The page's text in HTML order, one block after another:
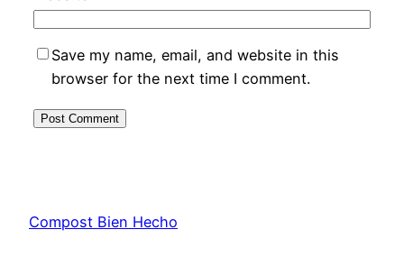
Save my name, email, and website in this
browser for the next time I comment.
Compost Bien Hecho